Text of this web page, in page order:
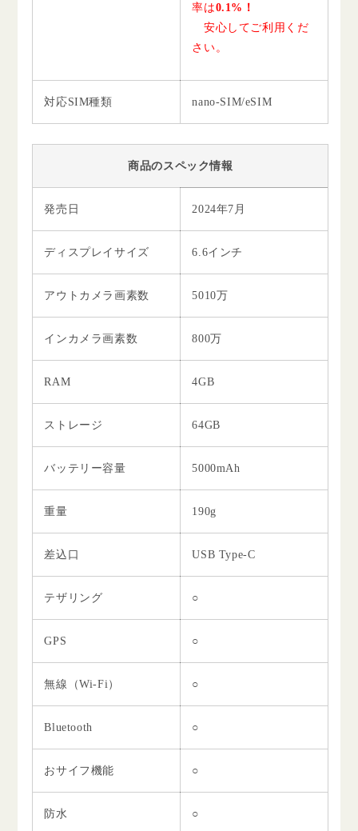
率は0.1%！
安心してご利用くだ
さい。
対応SIM種類 nano-SIM/eSIM
商品のスペック情報
発売日 2024年7月
ディスプレイサイズ 6.6インチ
アウトカメラ画素数 5010万
インカメラ画素数 800万
RAM 4GB
ストレージ 64GB
バッテリー容量 5000mAh
重量 190g
差込口 USB Type-C
テザリング ○
GPS ○
無線（Wi-Fi） ○
Bluetooth ○
おサイフ機能 ○
防水 ○